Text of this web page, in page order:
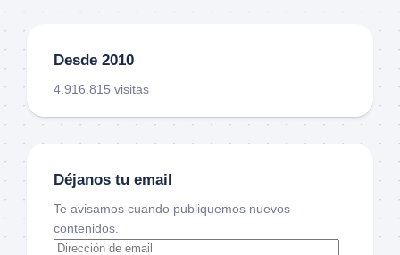
Desde 2010
4.916.815 visitas
Déjanos tu email
Te avisamos cuando publiquemos nuevos
contenidos.